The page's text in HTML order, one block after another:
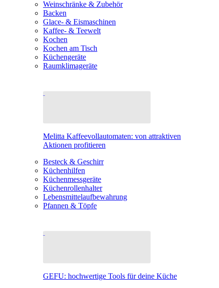
Weinschränke & Zubehör
Backen
Glace- & Eismaschinen
Kaffee- & Teewelt
Kochen
Kochen am Tisch
Küchengeräte
Raumklimageräte
Melitta Kaffeevollautomaten: von attraktiven
Aktionen profitieren
Besteck & Geschirr
Küchenhilfen
Küchenmessgeräte
Küchenrollenhalter
Lebensmittelaufbewahrung
Pfannen & Töpfe
GEFU: hochwertige Tools für deine Küche